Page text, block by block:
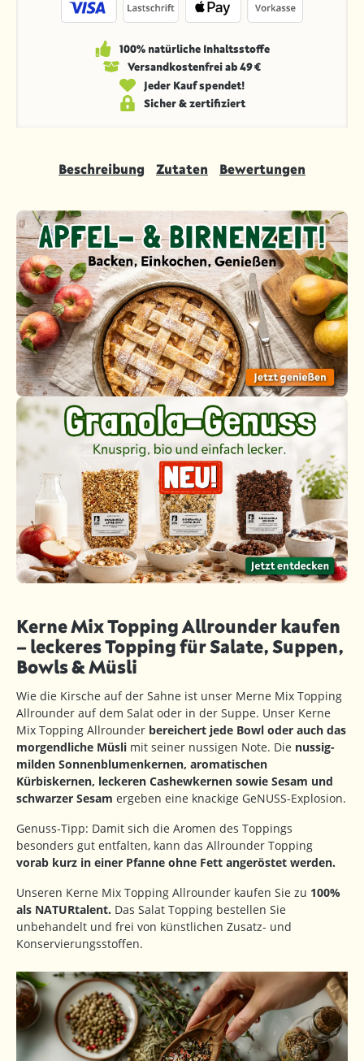
100% natürliche Inhaltsstoffe
Versandkosten­frei ab 49 €
Jeder Kauf spendet!
Sicher & zertifiziert
Beschreibung Zutaten Bewertungen
Kerne Mix Topping Allrounder kaufen
– leckeres Topping für Salate, Suppen,
Bowls & Müsli
Wie die Kirsche auf der Sahne ist unser Merne Mix Topping
Allrounder auf dem Salat oder in der Suppe. Unser Kerne
Mix Topping Allrounder bereichert jede Bowl oder auch das
morgendliche Müsli mit seiner nussigen Note. Die nussig-
milden Sonnenblumenkernen, aromatischen
Kürbiskernen, leckeren Cashewkernen sowie Sesam und
schwarzer Sesam ergeben eine knackige GeNUSS-Explosion.
Genuss-Tipp: Damit sich die Aromen des Toppings
besonders gut entfalten, kann das Allrounder Topping
vorab kurz in einer Pfanne ohne Fett angeröstet werden.
Unseren Kerne Mix Topping Allrounder kaufen Sie zu 100%
als NATURtalent. Das Salat Topping bestellen Sie
unbehandelt und frei von künstlichen Zusatz- und
Konservierungsstoffen.